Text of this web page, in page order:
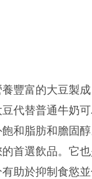
豐富的大豆製成
代替普通牛奶
和脂肪和膽固
首選飲品。它
助於抑制食慾